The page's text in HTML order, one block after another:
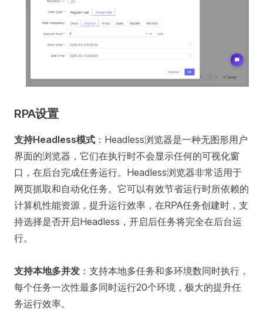
RPA设置
支持Headless模式 ：Headless浏览器是一种无图形用户
界面的浏览器，它们在执行时不会显示任何的可视化窗
口，在后台完成任务运行。Headless浏览器非常适用于
网页抓取和自动化任务。它可以有效节省运行时所依赖的
计算机性能资源，提升运行效率，在RPA任务创建时，支
持选择是否开启Headless，开启后任务将完全在后台运
行。
支持本地多并发 ：支持本地多任务和多环境数同时执行，
每个任务一次性最多同时运行20个环境，极大的提升任
务运行效率。